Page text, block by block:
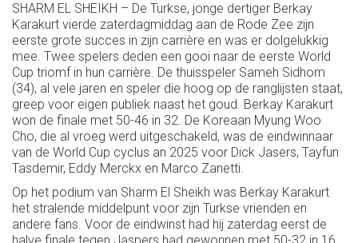
SHARM EL SHEIKH – De Turkse, jonge dertiger Berkay
Karakurt vierde zaterdagmiddag aan de Rode Zee zijn
eerste grote succes in zijn carrière en was er dolgelukkig
mee. Twee spelers deden een gooi naar de eerste World
Cup triomf in hun carrière. De thuisspeler Sameh Sidhom
(34), al vele jaren en speler die hoog op de ranglijsten staat,
greep voor eigen publiek naast het goud. Berkay Karakurt
won de finale met 50-46 in 32. De Koreaan Myung Woo
Cho, die al vroeg werd uitgeschakeld, was de eindwinnaar
van de World Cup cyclus an 2025 voor Dick Jasers, Tayfun
Tasdemir, Eddy Merckx en Marco Zanetti.
Op het podium van Sharm El Sheikh was Berkay Karakurt
het stralende middelpunt voor zijn Turkse vrienden en
andere fans. Voor de eindwinst had hij zaterdag eerst de